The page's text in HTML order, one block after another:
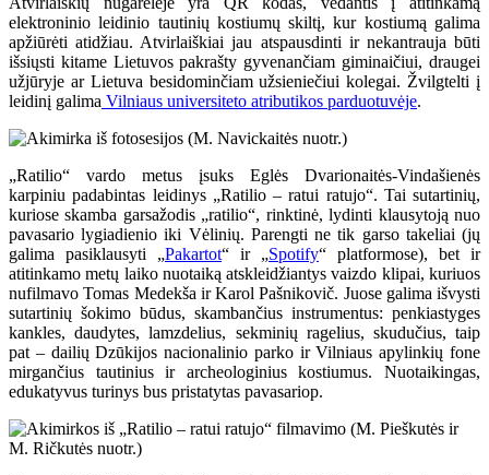
elektroninio leidinio tautinių kostiumų skiltį, kur kostiumą galima
apžiūrėti atidžiau. Atvirlaiškiai jau atspausdinti ir nekantrauja būti
išsiųsti kitame Lietuvos pakrašty gyvenančiam giminaičiui, draugei
užjūryje ar Lietuva besidominčiam užsieniečiui kolegai. Žvilgtelti į
leidinį galima Vilniaus universiteto atributikos parduotuvėje.
„Ratilio“ vardo metus įsuks Eglės Dvarionaitės-Vindašienės
karpiniu padabintas leidinys „Ratilio – ratui ratujo“. Tai sutartinių,
kuriose skamba garsažodis „ratilio“, rinktinė, lydinti klausytoją nuo
pavasario lygiadienio iki Vėlinių. Parengti ne tik garso takeliai (jų
galima pasiklausyti „Pakartot“ ir „Spotify“ platformose), bet ir
atitinkamo metų laiko nuotaiką atskleidžiantys vaizdo klipai, kuriuos
nufilmavo Tomas Medekša ir Karol Pašnikovič. Juose galima išvysti
sutartinių šokimo būdus, skambančius instrumentus: penkiastyges
kankles, daudytes, lamzdelius, sekminių ragelius, skudučius, taip
pat – dailių Dzūkijos nacionalinio parko ir Vilniaus apylinkių fone
mirgančius tautinius ir archeologinius kostiumus. Nuotaikingas,
edukatyvus turinys bus pristatytas pavasariop.